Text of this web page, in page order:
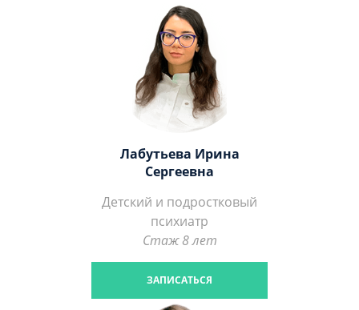
Лабутьева Ирина
Сергеевна
Детский и подростковый
психиатр
Стаж 8 лет
ЗАПИСАТЬСЯ